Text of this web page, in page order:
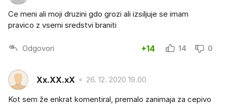
Ce meni ali moji druzini gdo grozi ali izsiljuje se imam
pravico z vsemi sredstvi braniti
Odgovori +14 14 0
Xx.XX.xX 26. 12. 2020 19.00
Kot sem že enkrat komentiral, premalo zanimaja za cepivo